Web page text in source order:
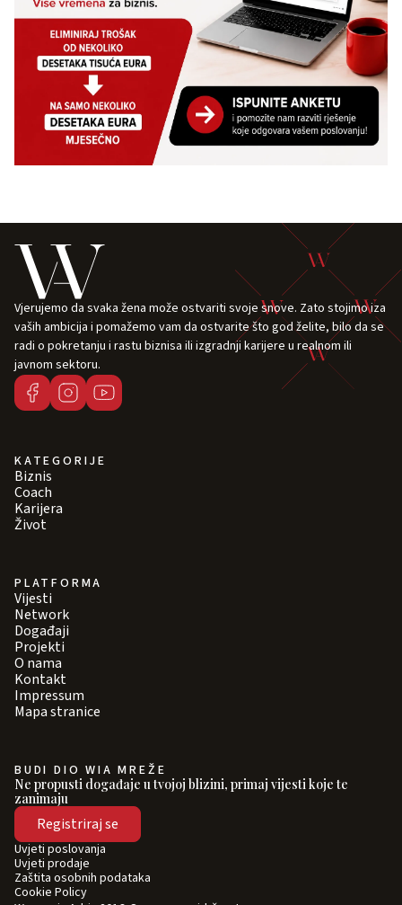
Vjerujemo da svaka žena može ostvariti svoje snove. Zato stojimo iza
vaših ambicija i pomažemo vam da ostvarite što god želite, bilo da se
radi o pokretanju i rastu biznisa ili izgradnji karijere u realnom ili
javnom sektoru.
KATEGORIJE
Biznis
Coach
Karijera
Život
PLATFORMA
Vijesti
Network
Događaji
Projekti
O nama
Kontakt
Impressum
Mapa stranice
BUDI DIO WIA MREŽE
Ne propusti događaje u tvojoj blizini, primaj vijesti koje te
zanimaju
Registriraj se
Uvjeti poslovanja
Uvjeti prodaje
Zaštita osobnih podataka
Cookie Policy